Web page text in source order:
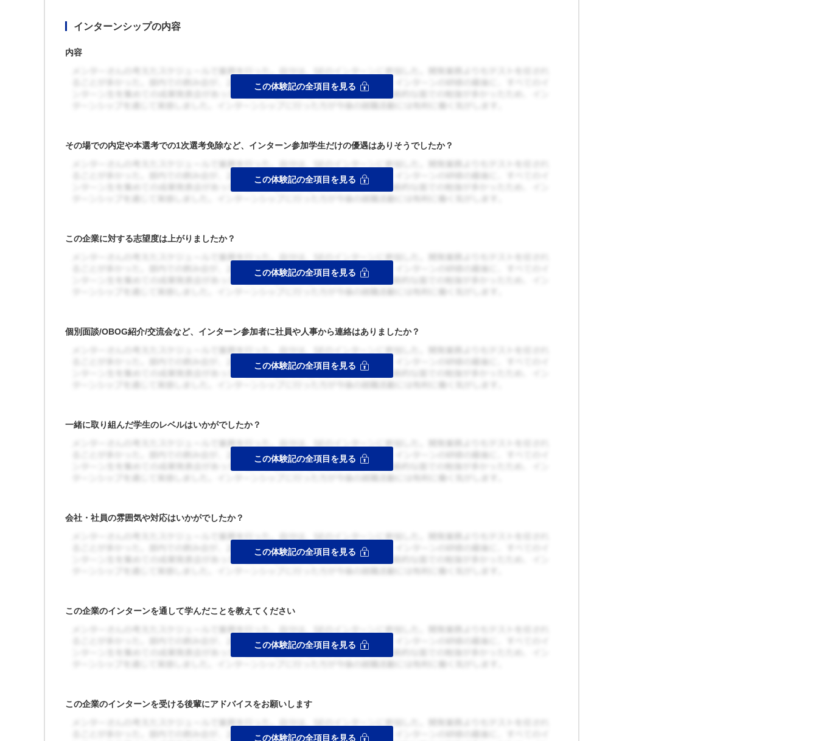
インターンシップの内容
内容
その場での内定や本選考での1次選考免除など、インターン参加学生だけの優遇はありそうでしたか？
この企業に対する志望度は上がりましたか？
個別面談/OBOG紹介/交流会など、インターン参加者に社員や人事から連絡はありましたか？
一緒に取り組んだ学生のレベルはいかがでしたか？
会社・社員の雰囲気や対応はいかがでしたか？
この企業のインターンを通して学んだことを教えてください
この企業のインターンを受ける後輩にアドバイスをお願いします